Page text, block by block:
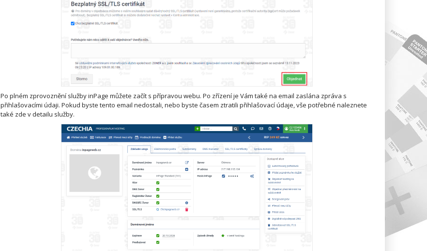
Po plném zprovoznění služby inPage můžete začít s přípravou webu. Po zřízení je Vám také na email zaslána zpráva s
přihlašovacími údaji. Pokud byste tento email nedostali, nebo byste časem ztratili přihlašovací údaje, vše potřebné naleznete
také zde v detailu služby.